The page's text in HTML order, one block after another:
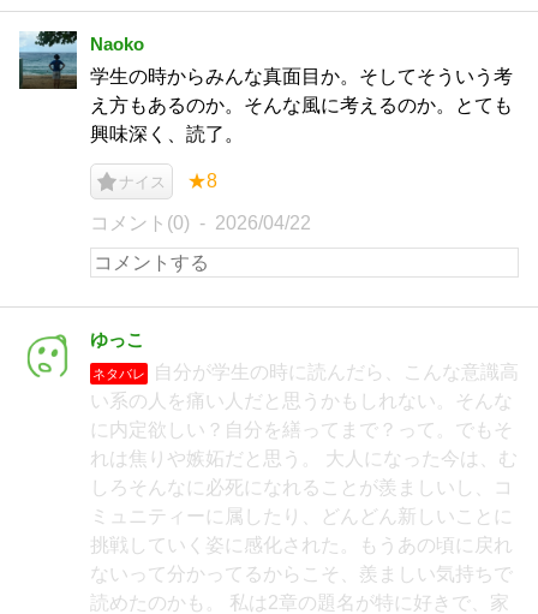
Naoko
学生の時からみんな真面目か。そしてそういう考
え方もあるのか。そんな風に考えるのか。とても
興味深く、読了。
ナイス ★8
コメント(0) 2026/04/22
ゆっこ
ネタバレ
自分が学生の時に読んだら、こんな意識高
い系の人を痛い人だと思うかもしれない。そんな
に内定欲しい？自分を繕ってまで？って。でもそ
れは焦りや嫉妬だと思う。 大人になった今は、む
しろそんなに必死になれることが羨ましいし、コ
ミュニティーに属したり、どんどん新しいことに
挑戦していく姿に感化された。もうあの頃に戻れ
ないって分かってるからこそ、羨ましい気持ちで
読めたのかも。 私は2章の題名が特に好きで、家